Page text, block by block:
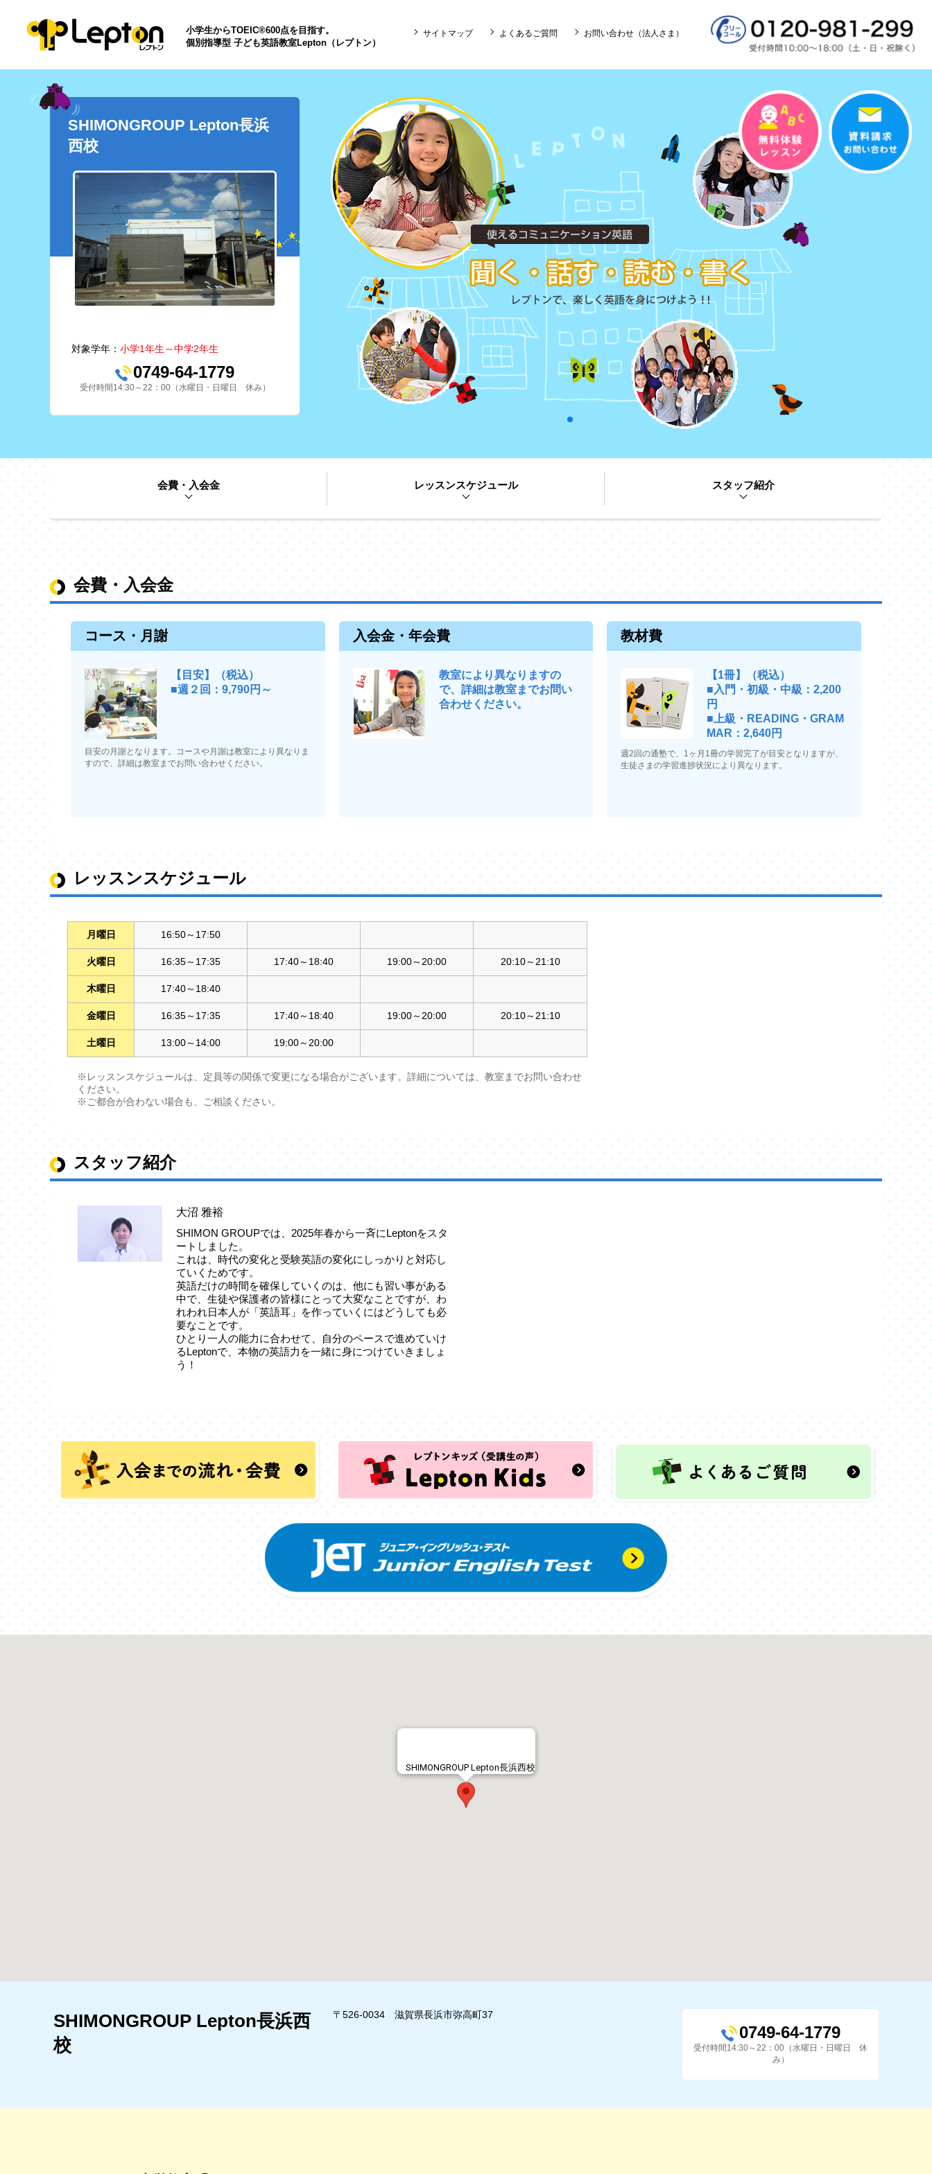
小学生からTOEIC®600点を目指す。
個別指導型 子ども英語教室Lepton（レプトン）
サイトマップ よくあるご質問 お問い合わせ（法人さま）
SHIMONGROUP Lepton長浜
西校
対象学年： 小学1年生～中学2年生
0749-64-1779
受付時間14:30～22：00（水曜日・日曜日 休み）
会費・入会金 レッスンスケジュール スタッフ紹介
会費・入会金
コース・月謝
【目安】（税込）
■週２回：9,790円～
目安の月謝となります。コースや月謝は教室により異なりま
すので、詳細は教室までお問い合わせください。
入会金・年会費
教室により異なりますの
で、詳細は教室までお問い
合わせください。
教材費
【1冊】（税込）
■入門・初級・中級：2,200
円
■上級・READING・GRAM
MAR：2,640円
週2回の通塾で、1ヶ月1冊の学習完了が目安となりますが、
生徒さまの学習進捗状況により異なります。
レッスンスケジュール
月曜日 16:50～17:50
火曜日 16:35～17:35 17:40～18:40 19:00～20:00 20:10～21:10
木曜日 17:40～18:40
金曜日 16:35～17:35 17:40～18:40 19:00～20:00 20:10～21:10
土曜日 13:00～14:00 19:00～20:00
※レッスンスケジュールは、定員等の関係で変更になる場合がございます。詳細については、教室までお問い合わせ
ください。
※ご都合が合わない場合も、ご相談ください。
スタッフ紹介
大沼 雅裕
SHIMON GROUPでは、2025年春から一斉にLeptonをスタ
ートしました。
これは、時代の変化と受験英語の変化にしっかりと対応し
ていくためです。
英語だけの時間を確保していくのは、他にも習い事がある
中で、生徒や保護者の皆様にとって大変なことですが、わ
れわれ日本人が「英語耳」を作っていくにはどうしても必
要なことです。
ひとり一人の能力に合わせて、自分のペースで進めていけ
るLeptonで、本物の英語力を一緒に身につけていきましょ
う！
SHIMONGROUP Lepton長浜西校
SHIMONGROUP Lepton長浜西
校
〒526-0034 滋賀県長浜市弥高町37
0749-64-1779
受付時間14:30～22：00（水曜日・日曜日 休
み）